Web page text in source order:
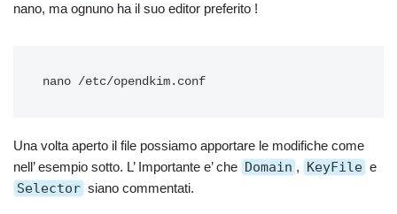
nano, ma ognuno ha il suo editor preferito !
Una volta aperto il file possiamo apportare le modifiche come
nell’ esempio sotto. L’ Importante e’ che Domain , KeyFile e
Selector siano commentati.